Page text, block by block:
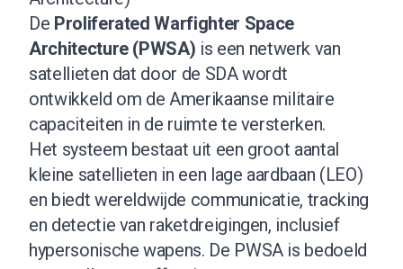
De Proliferated Warfighter Space
Architecture (PWSA) is een netwerk van
satellieten dat door de SDA wordt
ontwikkeld om de Amerikaanse militaire
capaciteiten in de ruimte te versterken.
Het systeem bestaat uit een groot aantal
kleine satellieten in een lage aardbaan (LEO)
en biedt wereldwijde communicatie, tracking
en detectie van raketdreigingen, inclusief
hypersonische wapens. De PWSA is bedoeld